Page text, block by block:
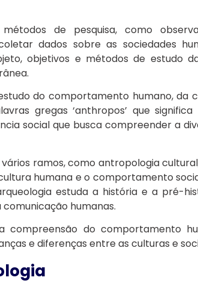
de pesquisa, como
dados sobre as sociedades
objetivos e métodos de estudo
do comportamento humano, da
gregas ‘anthropos’ que significa
social que busca compreender a
ramos, como antropologia
humana e o comportamento
estuda a história e a pré-
humanas.
compreensão do comportamento
e diferenças entre as culturas e